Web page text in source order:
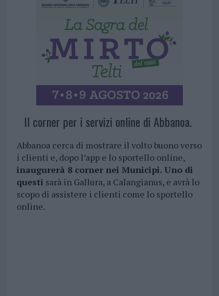
Il corner per i servizi online di Abbanoa.
Abbanoa cerca di mostrare il volto buono verso
i clienti e, dopo l’app e lo sportello online,
inaugurerà 8 corner nei Municipi. Uno di
questi sarà in Gallura, a Calangianus, e avrà lo
scopo di assistere i clienti come lo sportello
online.